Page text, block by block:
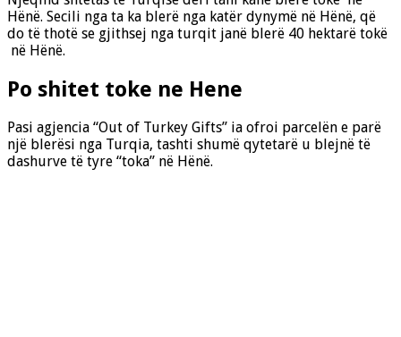
Hënë. Secili nga ta ka blerë nga katër dynymë në Hënë, që
do të thotë se gjithsej nga turqit janë blerë 40 hektarë tokë
në Hënë.
Po shitet toke ne Hene
Pasi agjencia “Out of Turkey Gifts” ia ofroi parcelën e parë
një blerësi nga Turqia, tashti shumë qytetarë u blejnë të
dashurve të tyre “toka” në Hënë.